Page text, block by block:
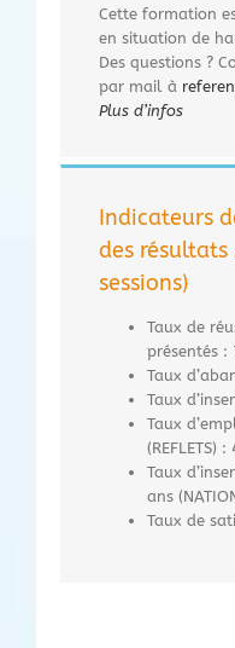
Cette formation
en situation de
Des questions ?
par mail à
Plus d’infos
Indicateurs
des résultats
sessions)
Taux de
présentés :
Taux
Taux
Taux
(REFLETS) :
Taux
ans
Taux de